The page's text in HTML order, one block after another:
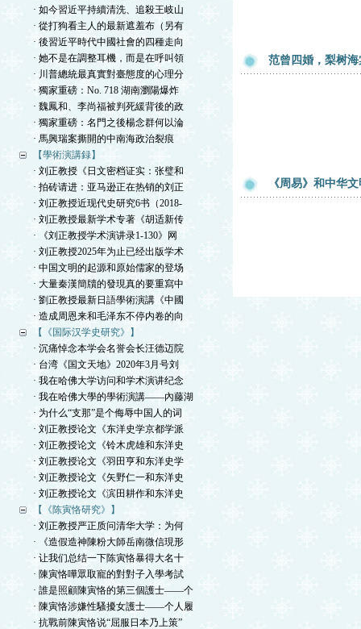
· 如今習近平持續清洗、追殺王岐山
· 從打狗看主人的最新遮羞布（另有
· 後習近平時代中國社會的四種走向
· 她不是在調整耳機，而是在呼叫領
· 川普總統最真實對臺態度的心理分
· 獨家重磅：No. 718 湖南瀏陽爆炸
· 魏鳳和、李尚福被判死緩背後的政
· 獨家重磅：名門之後楊念群何以淪
· 馬興瑞案撕開的中南海政治裂痕
【學術演講録】
· 刘正教授《日文密档证实：张璧和
· 拍砖请进：亚马逊正在热销的刘正
· 刘正教授近现代史研究6书（2018-
· 刘正教授最新学术专著《胡适新传
· 《刘正教授学术演讲录1-130》网
· 刘正教授2025年为止已经出版学术
· 中国文明的起源和原始儒家的登场
· 大量秦漢簡牘的發現真的要重寫中
· 劉正教授最新日語學術演講《中國
· 造成周恩来和毛泽东不停内卷的向
【《国际汉学史研究》】
· 沉痛悼念本学会名誉会长汪德迈院
· 台湾《国文天地》2020年3月号刘
· 我在哈佛大学访问和学术演讲纪念
· 我在哈佛大學的學術演講——內藤湖
· 为什么“支那”是个侮辱中国人的词
· 刘正教授论文《东洋史学京都学派
· 刘正教授论文《铃木虎雄和东洋史
· 刘正教授论文《羽田亨和东洋史学
· 刘正教授论文《矢野仁一和东洋史
· 刘正教授论文《滨田耕作和东洋史
【《陈寅恪研究》】
· 刘正教授严正质问清华大学：为何
· 《造假造神陳粉大師岳南微信現形
· 让我们总结一下陈寅恪暴得大名十
· 陳寅恪嘩眾取寵的對對子入學考試
· 誰是照顧陳寅恪的第三個護士——个
· 陳寅恪涉嫌性騷擾女護士——个人履
· 抗戰前陳寅恪说“屈服日本乃上策”
范曾四婚，梨树
《周易》和中华